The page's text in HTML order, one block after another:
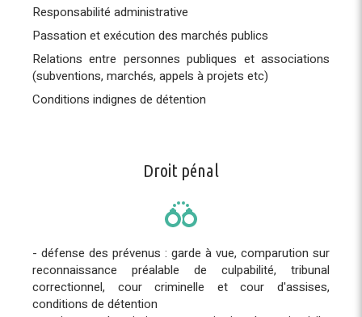
Responsabilité administrative
Passation et exécution des marchés publics
Relations entre personnes publiques et associations
(subventions, marchés, appels à projets etc)
Conditions indignes de détention
Droit pénal
- défense des prévenus : garde à vue, comparution sur
reconnaissance préalable de culpabilité, tribunal
correctionnel, cour criminelle et cour d'assises,
conditions de détention